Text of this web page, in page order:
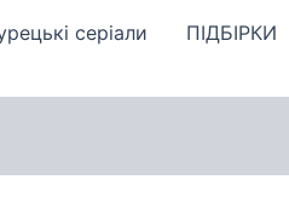
серіали ПІДБІРКИ